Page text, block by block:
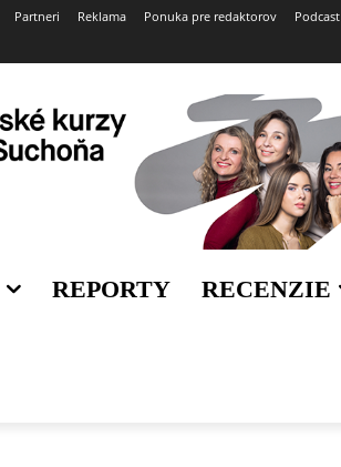
Partneri Reklama Ponuka pre redaktorov Podcast
REPORTY RECENZIE